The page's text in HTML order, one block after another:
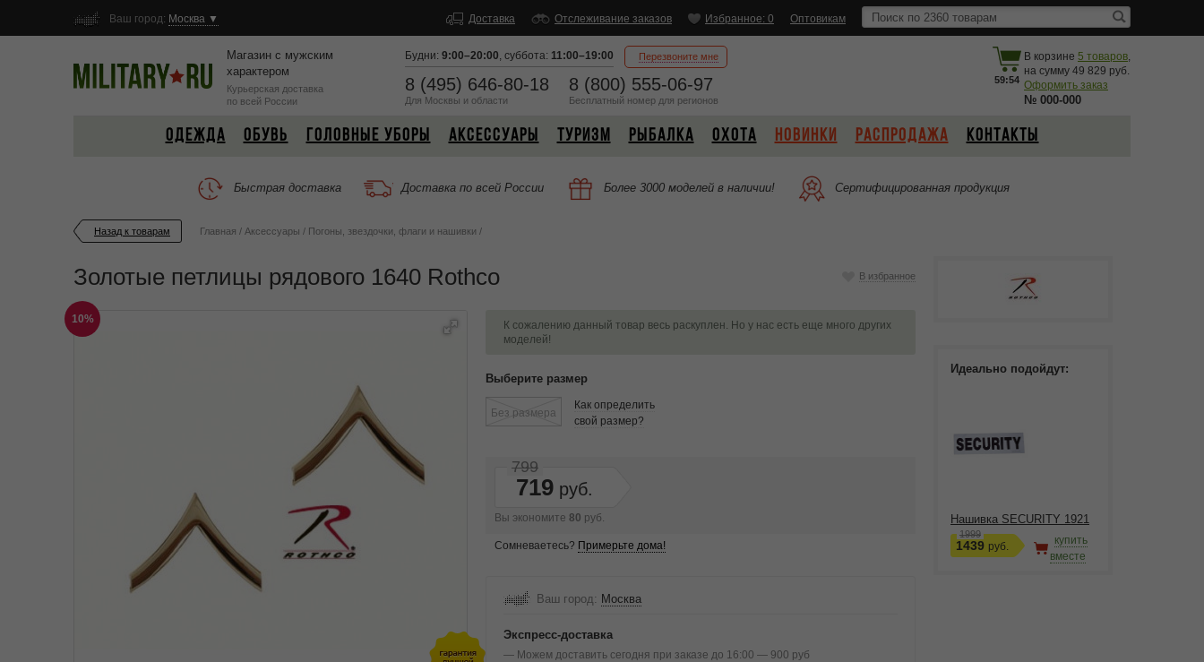
Ваш город: Москва ▼ Доставка Отслеживание заказов Избранное: 0 Оптовикам
Магазин с мужским
характером
Курьерская доставка
по всей России
Будни: 9:00–20:00, суббота: 11:00–19:00
8 (495) 646-80-18
Для Москвы и области
8 (800) 555-06-97
Бесплатный номер для регионов
Перезвоните мне
59:53
В корзине 5 товаров,
на сумму 49 829
Оформить заказ
№ 000-000
ОДЕЖДА ОБУВЬ ГОЛОВНЫЕ УБОРЫ АКСЕССУАРЫ ТУРИЗМ РЫБАЛКА ОХОТА НОВИНКИ РАСПРОДАЖА КОНТАКТЫ
Быстрая доставка Доставка по всей России Более 3000 моделей в наличии! Сертифицированная продукция
Назад к товарам Главная / Аксессуары / Погоны, звездочки, флаги и нашивки /
Золотые петлицы рядового 1640 Rothco В избранное
10%
К сожалению данный товар весь раскуплен. Но у нас есть еще много других
моделей!
Выберите размер
Без размера
Как определить
свой размер?
719
799
Вы экономите 80 руб.
Сомневаетесь? Примерьте дома!
Ваш город: Москва
Экспресс-доставка
— Можем доставить сегодня при заказе до 16:00 — 900 руб
Идеально подойдут:
Нашивка SECURITY 1921
1999
1439 руб.
купить
вместе